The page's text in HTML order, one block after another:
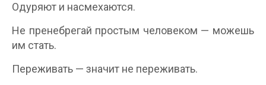
Одуряют и насмехаются.
Не пренебрегай простым человеком — можешь
им стать.
Переживать — значит не переживать.